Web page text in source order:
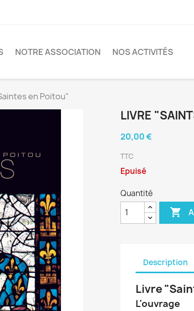
NOTRE ASSOCIATION NOS ACTIVITÉS
en Poitou"
LIVRE
20,00 €
TTC
Epuisé
Quantité

Description
Livre
L'ouvrage